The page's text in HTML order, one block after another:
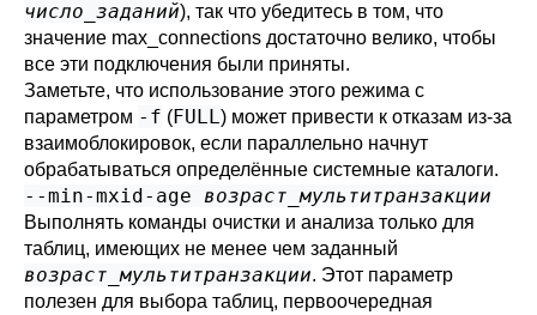
число_заданий), так что убедитесь в том, что
значение max_connections достаточно велико, чтобы
все эти подключения были приняты.
Заметьте, что использование этого режима с
параметром -f (FULL) может привести к отказам из-за
взаимоблокировок, если параллельно начнут
обрабатываться определённые системные каталоги.
--min-mxid-age возраст_мультитранзакции
Выполнять команды очистки и анализа только для
таблиц, имеющих не менее чем заданный
возраст_мультитранзакции. Этот параметр
полезен для выбора таблиц, первоочередная